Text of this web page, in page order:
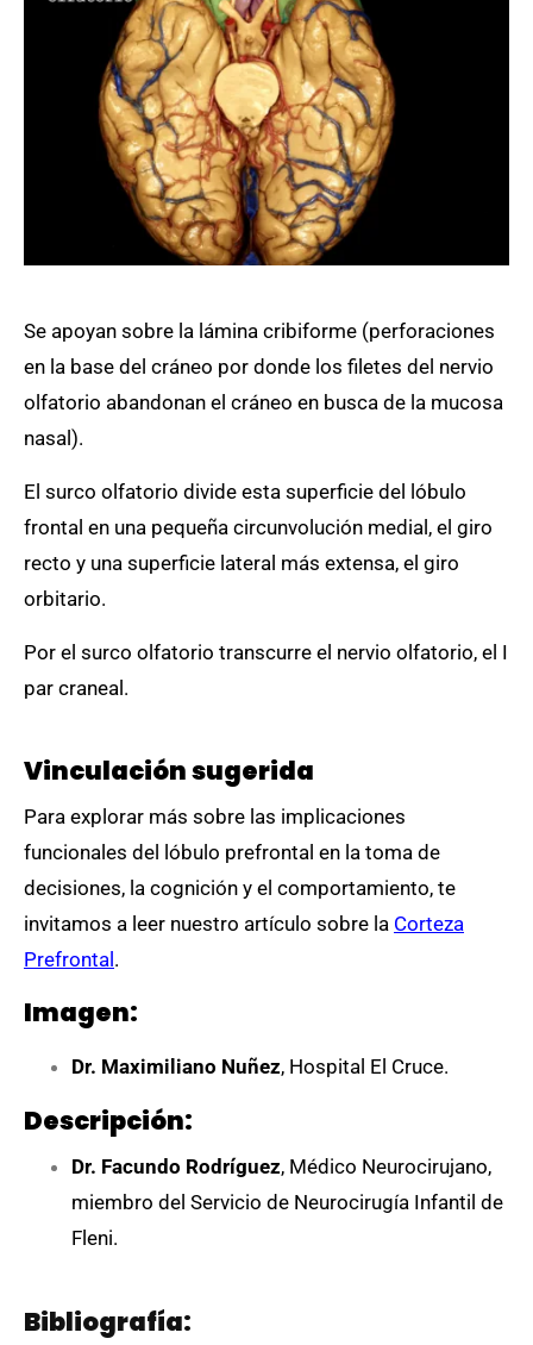
Se apoyan sobre la lámina cribiforme (perforaciones
en la base del cráneo por donde los filetes del nervio
olfatorio abandonan el cráneo en busca de la mucosa
nasal).
El surco olfatorio divide esta superficie del lóbulo
frontal en una pequeña circunvolución medial, el giro
recto y una superficie lateral más extensa, el giro
orbitario.
Por el surco olfatorio transcurre el nervio olfatorio, el I
par craneal.
Vinculación sugerida
Para explorar más sobre las implicaciones
funcionales del lóbulo prefrontal en la toma de
decisiones, la cognición y el comportamiento, te
invitamos a leer nuestro artículo sobre la Corteza
Prefrontal.
Imagen:
Dr. Maximiliano Nuñez, Hospital El Cruce.
Descripción:
Dr. Facundo Rodríguez, Médico Neurocirujano,
miembro del Servicio de Neurocirugía Infantil de
Fleni.
Bibliografía: